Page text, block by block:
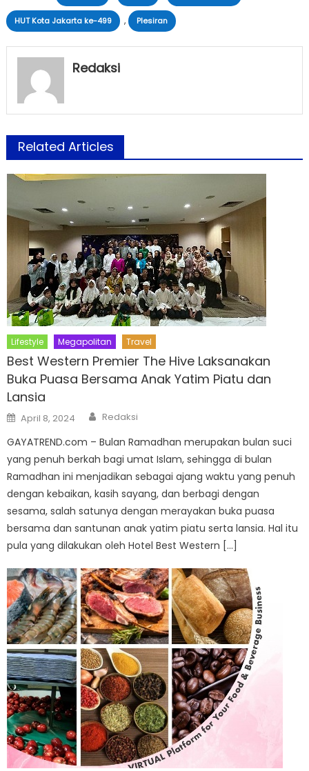
HUT Kota Jakarta ke-499 , Plesiran
Redaksi
Related Articles
Lifestyle Megapolitan Travel
Best Western Premier The Hive Laksanakan
Buka Puasa Bersama Anak Yatim Piatu dan
Lansia
Posted
on
April 8, 2024 Author
Redaksi
GAYATREND.com – Bulan Ramadhan merupakan bulan suci
yang penuh berkah bagi umat Islam, sehingga di bulan
Ramadhan ini menjadikan sebagai ajang waktu yang penuh
dengan kebaikan, kasih sayang, dan berbagi dengan
sesama, salah satunya dengan merayakan buka puasa
bersama dan santunan anak yatim piatu serta lansia. Hal itu
pula yang dilakukan oleh Hotel Best Western […]